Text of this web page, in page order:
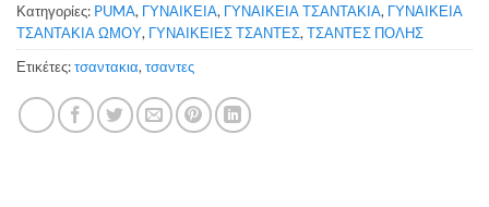
ποσότητα
Κατηγορίες: PUMA, ΓΥΝΑΙΚΕΙΑ, ΓΥΝΑΙΚΕΙΑ ΤΣΑΝΤΑΚΙΑ, ΓΥΝΑΙΚΕΙΑ
ΤΣΑΝΤΑΚΙΑ ΩΜΟΥ, ΓΥΝΑΙΚΕΙΕΣ ΤΣΑΝΤΕΣ, ΤΣΑΝΤΕΣ ΠΟΛΗΣ
Ετικέτες:τσαντακια, τσαντες